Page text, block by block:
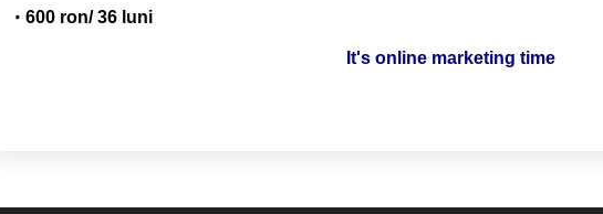
600 ron/ 36 luni
It's online marketing time